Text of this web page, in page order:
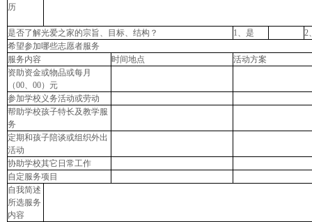
历
是否了解光爱之家的宗旨、目标、结构？ 1、是 2
希望参加哪些志愿者服务
服务内容
时间地点
活动方案
资助资金或物品或每月
（00、 00）元
参加学校义务活动或劳动
帮助学校孩子特长及教学服
务
定期和孩子陪谈或组织外出
活动
协助学校其它日常工作
自定服务项目
自我简述
所选服务
内容